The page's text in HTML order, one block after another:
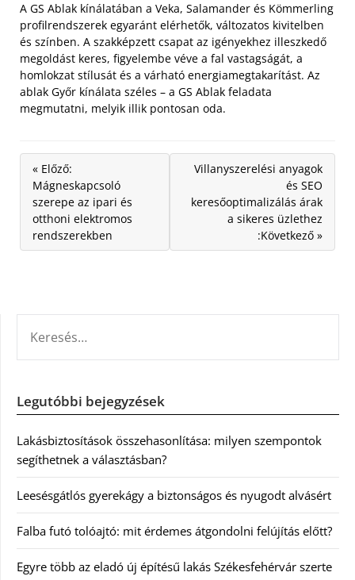
A GS Ablak kínálatában a Veka, Salamander és Kömmerling
profilrendszerek egyaránt elérhetők, változatos kivitelben
és színben. A szakképzett csapat az igényekhez illeszkedő
megoldást keres, figyelembe véve a fal vastagságát, a
homlokzat stílusát és a várható energiamegtakarítást. Az
ablak Győr kínálata széles – a GS Ablak feladata
megmutatni, melyik illik pontosan oda.
« Előző:
Mágneskapcsoló
szerepe az ipari és
otthoni elektromos
rendszerekben
Villanyszerelési anyagok
és SEO
keresőoptimalizálás árak
a sikeres üzlethez
:Következő »
Legutóbbi bejegyzések
Lakásbiztosítások összehasonlítása: milyen szempontok
segíthetnek a választásban?
Leesésgátlós gyerekágy a biztonságos és nyugodt alvásért
Falba futó tolóajtó: mit érdemes átgondolni felújítás előtt?
Egyre több az eladó új építésű lakás Székesfehérvár szerte